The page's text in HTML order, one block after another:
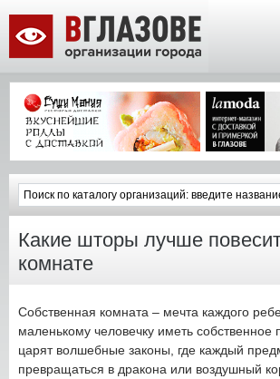
Какие шторы лучше
комнате
Собственная комната – мечта каждого
маленькому человечку иметь собственное
царят волшебные законы, где каждый
превращаться в дракона или воздушный